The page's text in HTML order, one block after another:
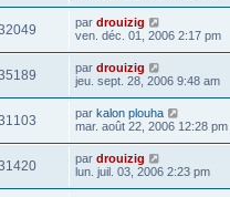
par drouizig
ven. déc. 01, 2006 2:17 pm
par drouizig
jeu. sept. 28, 2006 9:48 am
par kalon plouha
mar. août 22, 2006 12:28 pm
par drouizig
lun. juil. 03, 2006 2:23 pm